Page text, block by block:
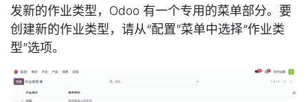
发新的作业类型，Odoo 有一个专用的菜单部分。要
创建新的作业类型，请从“配置”菜单中选择“作业类
型”选项。